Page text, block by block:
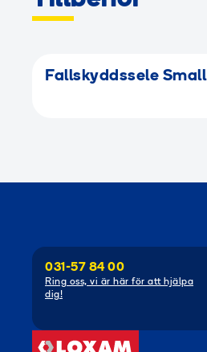
Fallskyddssele Small
031-57 84 00
Ring oss, vi är här för att hjälpa
dig!